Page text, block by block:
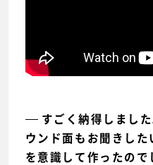
すごく納得しまし
ウンド面もお聞きした
を意識して作ったので